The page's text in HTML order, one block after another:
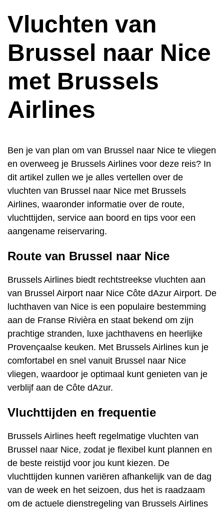
Vluchten van
Brussel naar Nice
met Brussels
Airlines
Ben je van plan om van Brussel naar Nice te vliegen
en overweeg je Brussels Airlines voor deze reis? In
dit artikel zullen we je alles vertellen over de
vluchten van Brussel naar Nice met Brussels
Airlines, waaronder informatie over de route,
vluchttijden, service aan boord en tips voor een
aangename reiservaring.
Route van Brussel naar Nice
Brussels Airlines biedt rechtstreekse vluchten aan
van Brussel Airport naar Nice Côte dAzur Airport. De
luchthaven van Nice is een populaire bestemming
aan de Franse Rivièra en staat bekend om zijn
prachtige stranden, luxe jachthavens en heerlijke
Provençaalse keuken. Met Brussels Airlines kun je
comfortabel en snel vanuit Brussel naar Nice
vliegen, waardoor je optimaal kunt genieten van je
verblijf aan de Côte dAzur.
Vluchttijden en frequentie
Brussels Airlines heeft regelmatige vluchten van
Brussel naar Nice, zodat je flexibel kunt plannen en
de beste reistijd voor jou kunt kiezen. De
vluchttijden kunnen variëren afhankelijk van de dag
van de week en het seizoen, dus het is raadzaam
om de actuele dienstregeling van Brussels Airlines